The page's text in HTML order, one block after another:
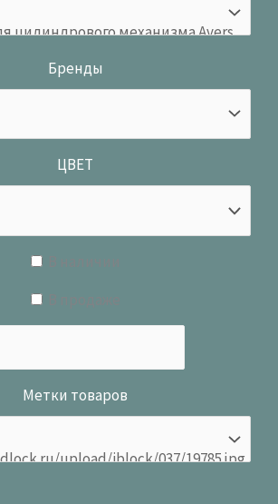
Бренды
ЦВЕТ
Метки товаров